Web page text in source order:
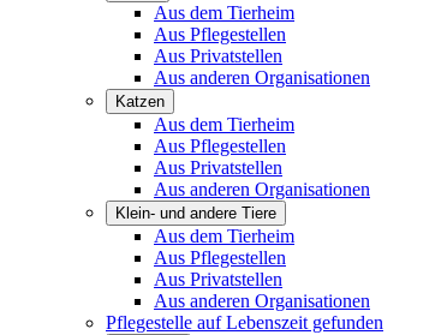
Aus dem Tierheim
Aus Pflegestellen
Aus Privatstellen
Aus anderen Organisationen
Katzen
Aus dem Tierheim
Aus Pflegestellen
Aus Privatstellen
Aus anderen Organisationen
Klein- und andere Tiere
Aus dem Tierheim
Aus Pflegestellen
Aus Privatstellen
Aus anderen Organisationen
Pflegestelle auf Lebenszeit gefunden